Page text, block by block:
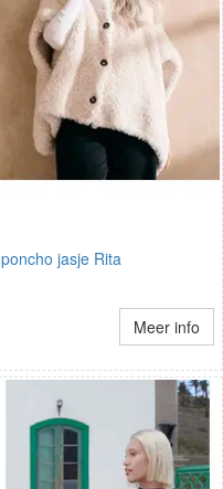
poncho jasje Rita
Meer info